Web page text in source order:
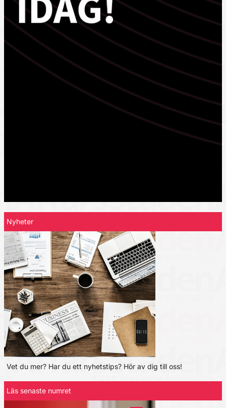
Nyheter
Vet du mer? Har du ett nyhetstips? Hör av dig till oss!
Läs senaste numret